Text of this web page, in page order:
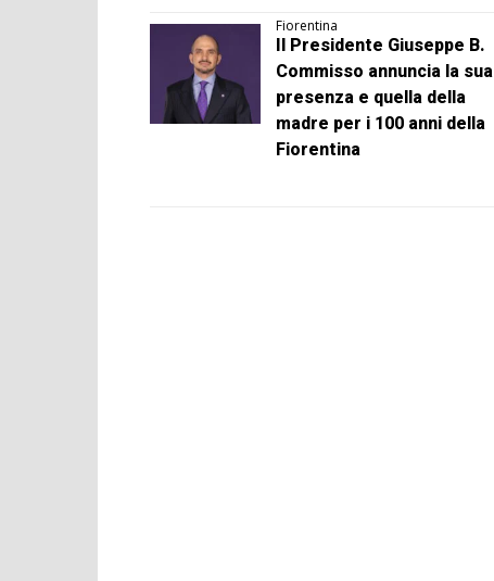
Fiorentina
Il Presidente Giuseppe B.
Commisso annuncia la sua
presenza e quella della
madre per i 100 anni della
Fiorentina